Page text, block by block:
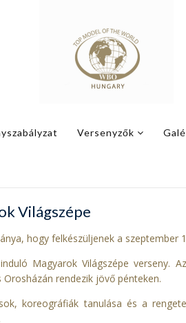
Versenyzők
Világszépe
hogy felkészüljenek a szeptember
Magyarok Világszépe verseny.
rendezik jövő pénteken.
koreográfiák tanulása és a